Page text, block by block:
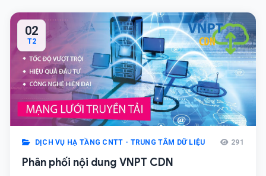
02
T2
DỊCH VỤ HẠ TẦNG CNTT - TRUNG TÂM DỮ LIỆU 291
Phân phối nội dung VNPT CDN